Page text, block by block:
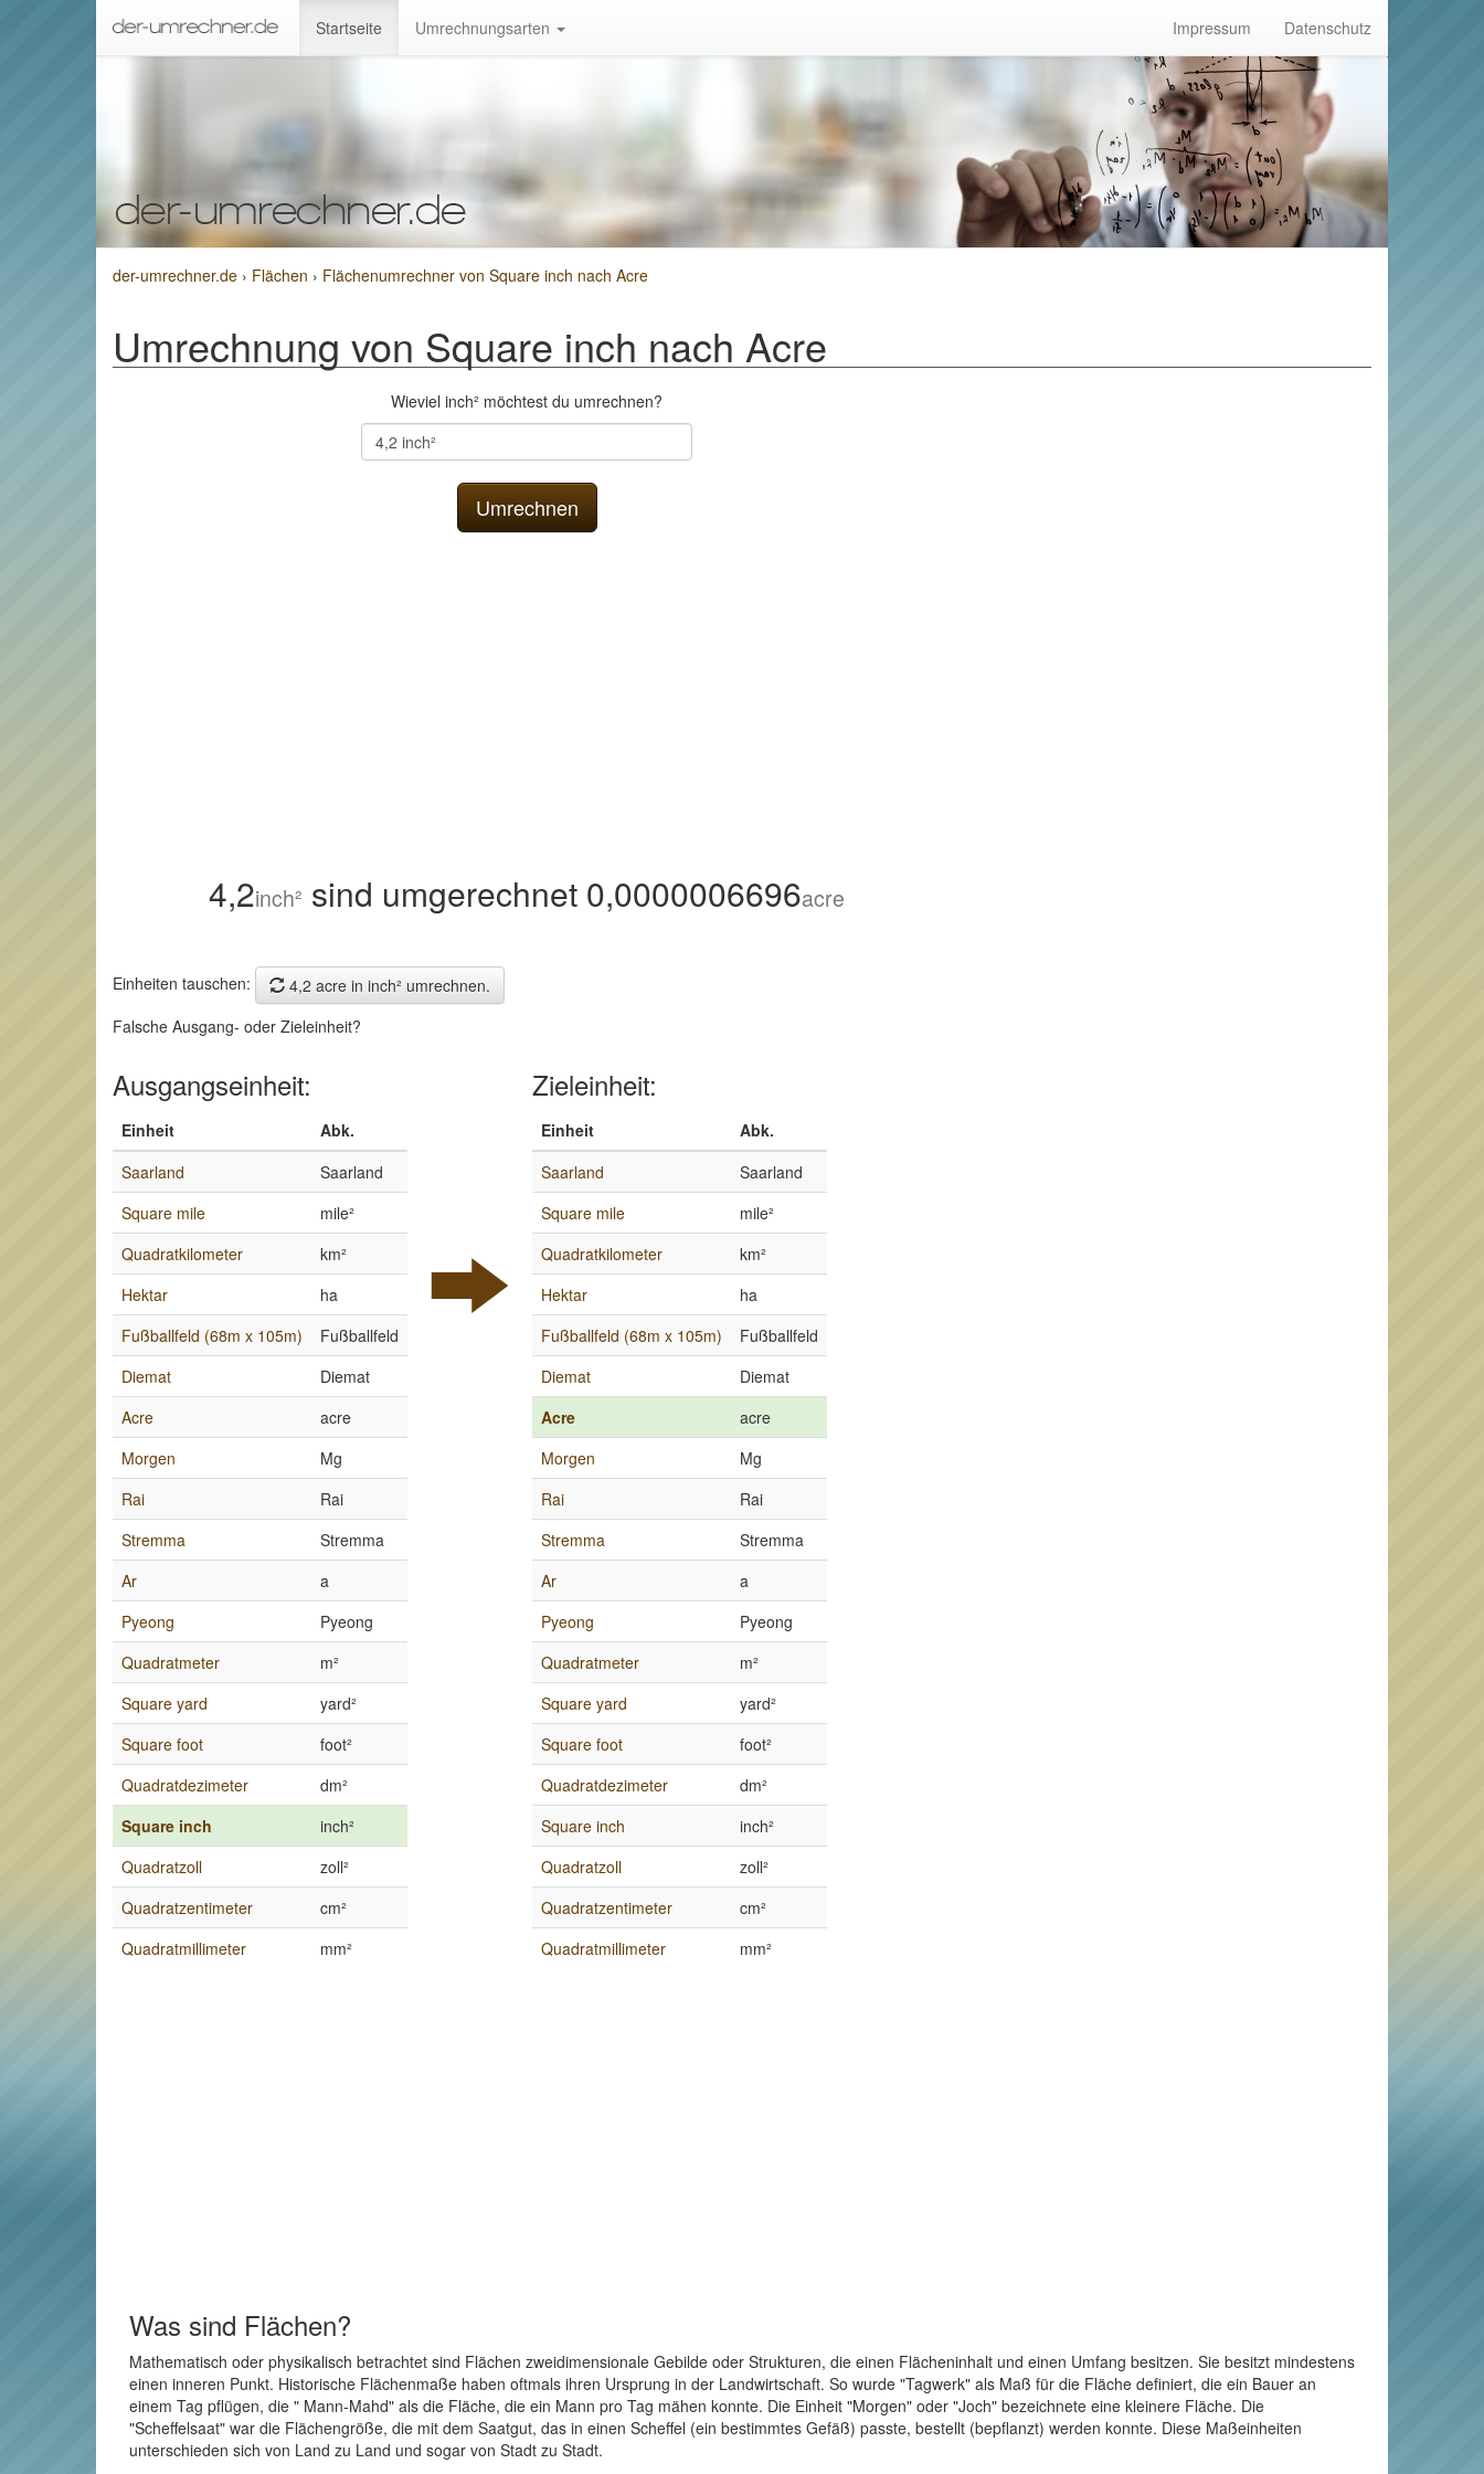
Startseite Umrechnungsarten Impressum Datenschutz
der-umrechner.de › Flächen › Flächenumrechner von Square inch nach Acre
Umrechnung von Square inch nach Acre
Wieviel inch² möchtest du umrechnen?
4,2inch² sind umgerechnet 0,0000006696acre
Einheiten tauschen:
4,2 acre in inch² umrechnen.
Falsche Ausgang- oder Zieleinheit?
Ausgangseinheit:
Einheit
Abk.
Saarland
Saarland
Square mile
mile²
Quadratkilometer
km²
Hektar
ha
Fußballfeld (68m x 105m)
Fußballfeld
Diemat
Diemat
Acre
acre
Morgen
Mg
Rai
Rai
Stremma
Stremma
Ar
a
Pyeong
Pyeong
Quadratmeter
m²
Square yard
yard²
Square foot
foot²
Quadratdezimeter
dm²
Square inch
inch²
Quadratzoll
zoll²
Quadratzentimeter
cm²
Quadratmillimeter
mm²
Zieleinheit:
Einheit
Abk.
Saarland
Saarland
Square mile
mile²
Quadratkilometer
km²
Hektar
ha
Fußballfeld (68m x 105m)
Fußballfeld
Diemat
Diemat
Acre
acre
Morgen
Mg
Rai
Rai
Stremma
Stremma
Ar
a
Pyeong
Pyeong
Quadratmeter
m²
Square yard
yard²
Square foot
foot²
Quadratdezimeter
dm²
Square inch
inch²
Quadratzoll
zoll²
Quadratzentimeter
cm²
Quadratmillimeter
mm²
Was sind Flächen?
Mathematisch oder physikalisch betrachtet sind Flächen zweidimensionale Gebilde oder Strukturen, die einen Flächeninhalt und einen Umfang besitzen. Sie besitzt mindestens
einen inneren Punkt. Historische Flächenmaße haben oftmals ihren Ursprung in der Landwirtschaft. So wurde "Tagwerk" als Maß für die Fläche definiert, die ein Bauer an
einem Tag pflügen, die " Mann-Mahd" als die Fläche, die ein Mann pro Tag mähen konnte. Die Einheit "Morgen" oder "Joch" bezeichnete eine kleinere Fläche. Die
"Scheffelsaat" war die Flächengröße, die mit dem Saatgut, das in einen Scheffel (ein bestimmtes Gefäß) passte, bestellt (bepflanzt) werden konnte. Diese Maßeinheiten
unterschieden sich von Land zu Land und sogar von Stadt zu Stadt.